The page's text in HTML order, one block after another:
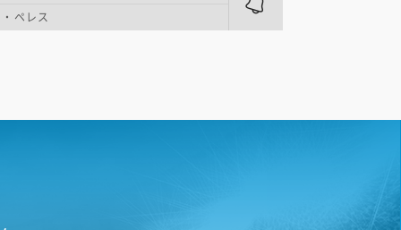
ペレス